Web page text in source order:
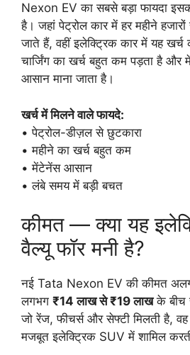
Nexon EV का सबसे बड़ा फायदा
है। जहां पेट्रोल कार में हर महीने
जाते हैं, वहीं इलेक्ट्रिक कार में यह खर्च
चार्जिंग का खर्च बहुत कम पड़ता है और
आसान माना जाता है।
खर्च में मिलने वाले फायदे:
• पेट्रोल-डीज़ल से छुटकारा
• महीने का खर्च बहुत कम
• मेंटेनेंस आसान
• लंबे समय में बड़ी बचत
कीमत — क्या यह
वैल्यू फॉर मनी है?
नई Tata Nexon EV की कीमत
लगभग ₹14 लाख से ₹19 लाखके बीच
जो रेंज, फीचर्स और सेफ्टी मिलती है,
मजबूत इलेक्ट्रिक SUV में शामिल